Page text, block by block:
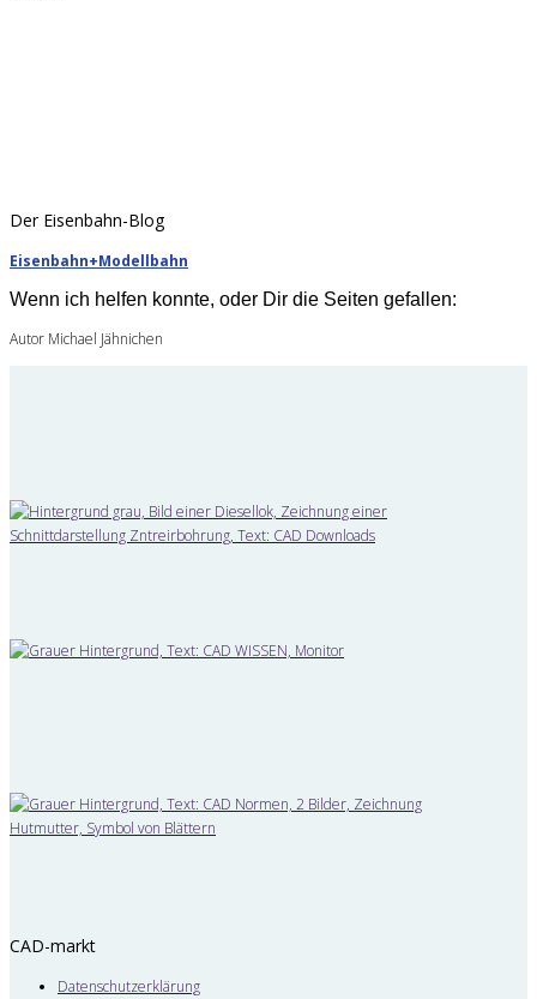
Der Eisenbahn-Blog
Eisenbahn+Modellbahn
Wenn ich helfen konnte, oder Dir die Seiten gefallen:
Autor Michael Jähnichen
CAD-markt
Datenschutzerklärung